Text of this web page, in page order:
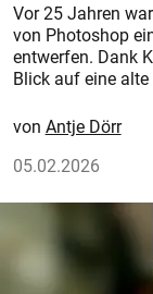
Vor 25 Jahren
von Photoshop
entwerfen. Dank
Blick auf eine
Antje Dörr
05.02.2026